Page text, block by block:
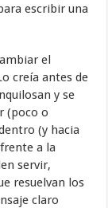
escribir una
el
creía antes de
y se
(poco o
(y hacia
a la
servir,
resuelvan los
claro